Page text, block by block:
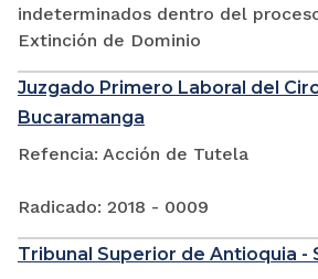
indeterminados dentro del
Extinción de Dominio
Juzgado Primero Laboral del
Bucaramanga
Refencia: Acción de Tutela
Radicado: 2018 - 0009
Tribunal Superior de Antioquia -